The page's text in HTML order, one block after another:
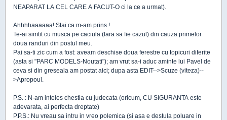
NEAPARAT LA CEL CARE A FACUT-O ci la ce a urmat).
Ahhhhaaaaaa! Stai ca m-am prins !
Te-ai simtit cu musca pe caciula (fara sa fie cazul) din cauza primelor
doua randuri din postul meu.
Pai sa-ti zic cum a fost: aveam deschise doua ferestre cu topicuri diferite
(asta si "PARC MODELS-Noutati"); am vrut sa-i aduc aminte lui Pavel de
ceva si din greseala am postat aici; dupa asta EDIT-->Scuze (viteza)--
>Apropoul.
P.S. : N-am inteles chestia cu judecata (oricum, CU SIGURANTA este
adevarata, ai perfecta dreptate)
P.P.S.: Nu vreau sa intru in vreo polemica (si asa e destula poluare in